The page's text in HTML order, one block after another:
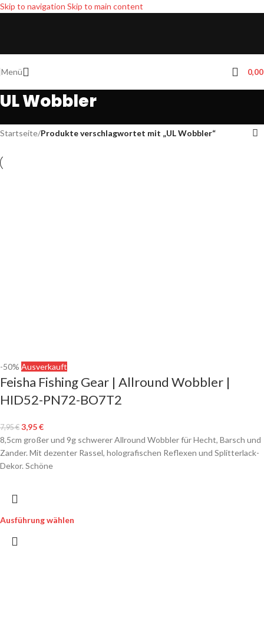
Skip to navigation Skip to main content
Menü
UL Wobbler
Startseite/Produkte verschlagwortet mit „UL Wobbler“
-50% Ausverkauft
Feisha Fishing Gear | Allround Wobbler |
HID52-PN72-BO7T2
7,95€ 3,95€
8,5cm großer und 9g schwerer Allround Wobbler für Hecht, Barsch und
Zander. Mit dezenter Rassel, holografischen Reflexen und Splitterlack-
Dekor. Schöne
Ausführung wählen